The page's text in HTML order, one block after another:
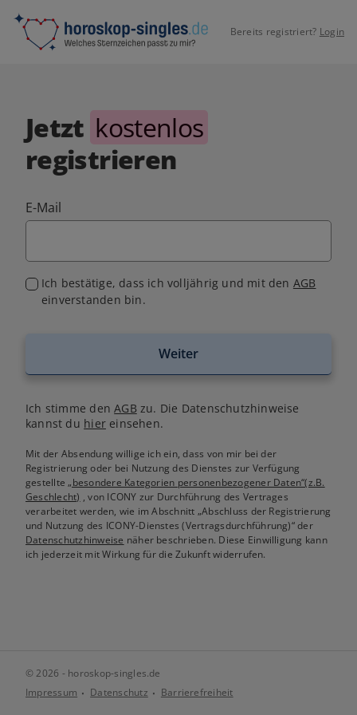
Bereits registriert? Login
Jetzt kostenlos
registrieren
E-Mail
Ich bestätige, dass ich volljährig und mit den AGB
einverstanden bin.
Weiter
Ich stimme denAGB zu. Die Datenschutzhinweise
kannst du hiereinsehen.
Mit der Absendung willige ich ein, dass von mir bei der
Registrierung oder bei Nutzung des Dienstes zur Verfügung
gestellte„besondere Kategorien personenbezogener Daten“(z.B.
Geschlecht) , von ICONY zur Durchführung des Vertrages
verarbeitet werden, wie im Abschnitt „Abschluss der Registrierung
und Nutzung des ICONY-Dienstes (Vertragsdurchführung)“ der
Datenschutzhinweise näher beschrieben. Diese Einwilligung kann
ich jederzeit mit Wirkung für die Zukunft widerrufen.
© 2026 - horoskop-singles.de
Impressum
Datenschutz Barrierefreiheit